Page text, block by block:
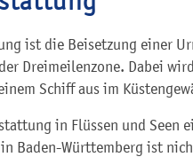
ist die Beisetzung einer
Dreimeilenzone. Dabei
Schiff aus im
in Flüssen und Seen
in Baden-Württemberg ist